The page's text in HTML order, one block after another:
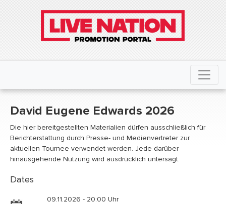
David Eugene Edwards 2026
Die hier bereitgestellten Materialien dürfen ausschließlich für
Berichterstattung durch Presse- und Medienvertreter zur
aktuellen Tournee verwendet werden. Jede darüber
hinausgehende Nutzung wird ausdrücklich untersagt.
Dates
09.11.2026 - 20:00 Uhr